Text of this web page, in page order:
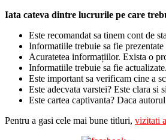
Iata cateva dintre lucrurile pe care
Este recomandat sa tinem cont de
Informatiile trebuie sa fie
Acuratetea informațiilor. Exista o
Informatiile trebuie sa fie actualizate.
Este important sa verificam cine a
Este adecvata varstei? Este clara
Este cartea captivanta? Daca
Pentru a gasi cele mai bune titluri, vizitati